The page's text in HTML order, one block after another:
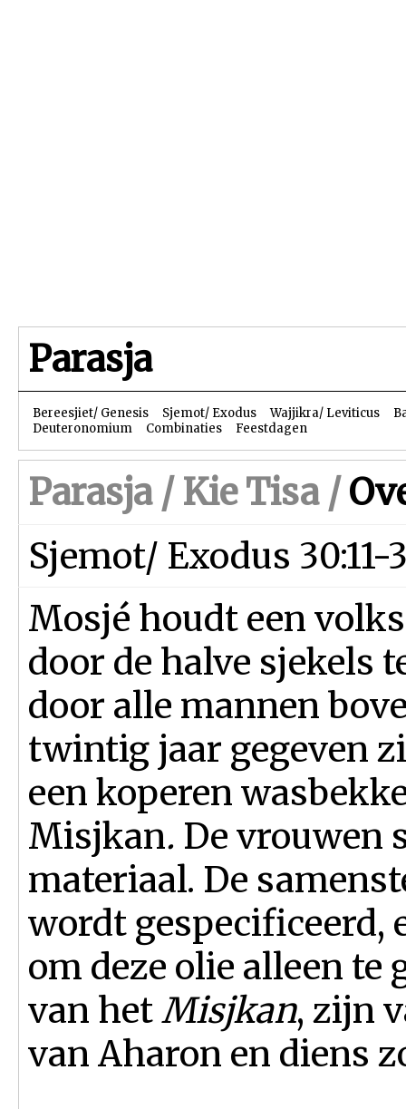
Parasja
Bereesjiet/ Genesis Sjemot/ Exodus Wajjikra/ Leviticus
Deuteronomium
Combinaties Feestdagen
Parasja / Kie Tisa/
Sjemot/ Exodus
Mosjé houdt een
door de halve sjekels
door alle mannen
twintig jaar gegeven
een koperen
Misjkan. De vrouwen
materiaal. De
wordt gespecifi­ceerd,
om deze olie alleen
van hetMisjkan, zijn
van Aharon en diens